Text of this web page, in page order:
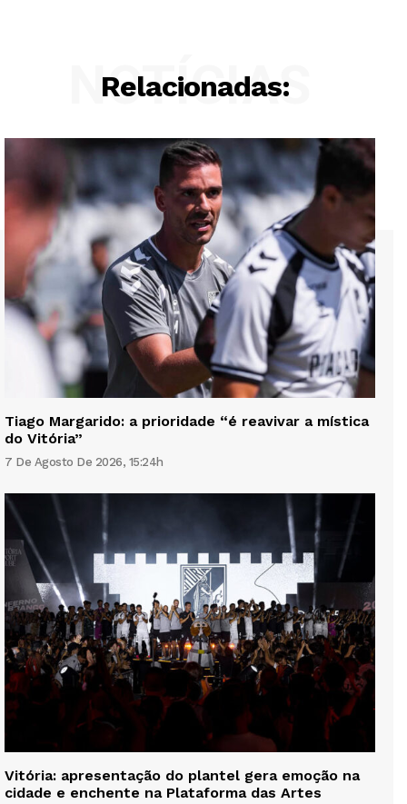
Relacionadas:
NOTÍCIAS
Tiago Margarido: a prioridade “é reavivar a mística
do Vitória”
7 De Agosto De 2026, 15:24h
Vitória: apresentação do plantel gera emoção na
cidade e enchente na Plataforma das Artes